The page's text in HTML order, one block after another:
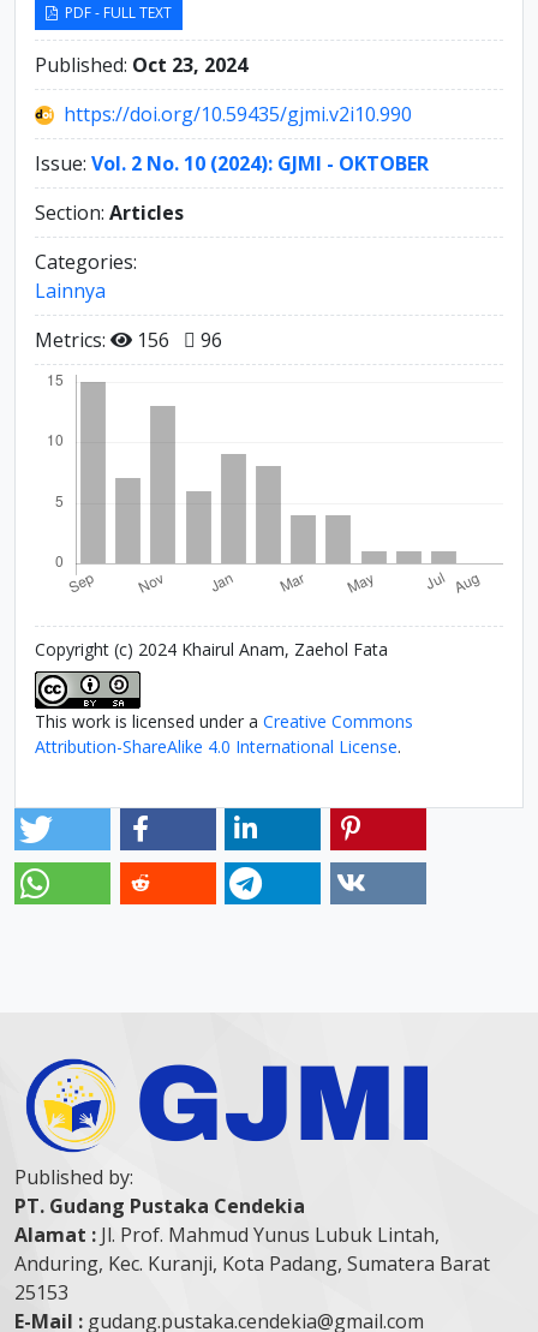
PDF - FULL TEXT
Published: Oct 23, 2024
https://doi.org/10.59435/gjmi.v2i10.990
Issue: Vol. 2 No. 10 (2024): GJMI - OKTOBER
Section: Articles
Categories:
Lainnya
Metrics:
156 96
Copyright (c) 2024 Khairul Anam, Zaehol Fata
This work is licensed under a Creative Commons
Attribution-ShareAlike 4.0 International License.
Published by:
PT. Gudang Pustaka Cendekia
Alamat : Jl. Prof. Mahmud Yunus Lubuk Lintah,
Anduring, Kec. Kuranji, Kota Padang, Sumatera Barat
25153
E-Mail : gudang.pustaka.cendekia@gmail.com